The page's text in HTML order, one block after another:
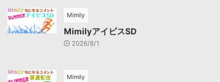
Mimily
MimilyアイビスSD
2026/8/1
Mimily